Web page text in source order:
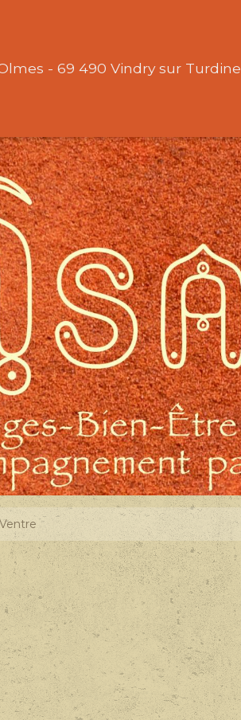
- 69 490 Vindry sur Turdine
Ventre